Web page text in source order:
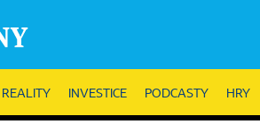
REALITY INVESTICE PODCASTY HRY